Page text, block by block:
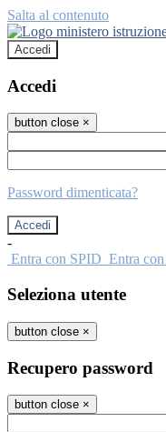
Salta al contenuto
Accedi
Accedi
button close ×
Password dimenticata?
-
Entra con SPID Entra
Seleziona utente
button close ×
Recupero password
button close ×